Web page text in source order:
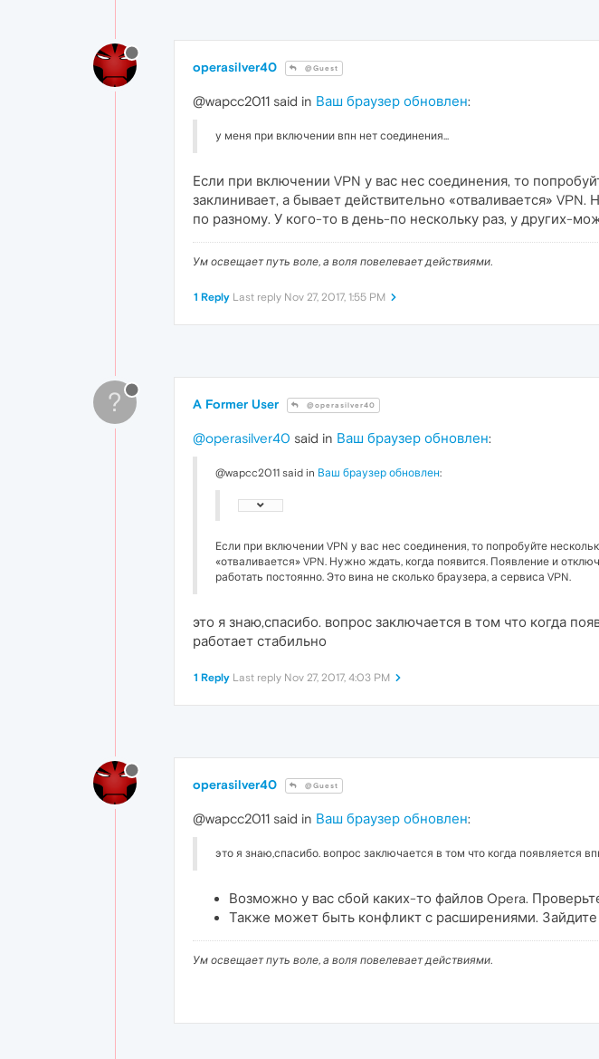
operasilver40 @Guest
@wapcc2011 said in Ваш браузер обновлен:
у меня при включении впн нет соединения...
Если при включении VPN у вас нес соединения, то
заклинивает, а бывает действительно «отваливается»
по разному. У кого-то в день-по нескольку раз, у других-
Ум освещает путь воле, а воля повелевает действиями.
1 Reply Last reply Nov 27, 2017, 1:55 PM
? A Former User @operasilver40
@operasilver40 said in Ваш браузер обновлен:
@wapcc2011 said in Ваш браузер обновлен:
Если при включении VPN у вас нес соединения, то попробуйте
«отваливается» VPN. Нужно ждать, когда появится. Появление и
работать постоянно. Это вина не сколько браузера, а сервиса VPN.
это я знаю,спасибо. вопрос заключается в том что когда
работает стабильно
1 Reply Last reply Nov 27, 2017, 4:03 PM
operasilver40 @Guest
@wapcc2011 said in Ваш браузер обновлен:
это я знаю,спасибо. вопрос заключается в том что когда появляется
Возможно у вас сбой каких-то файлов Opera.
Также может быть конфликт с расширениями.
Ум освещает путь воле, а воля повелевает действиями.